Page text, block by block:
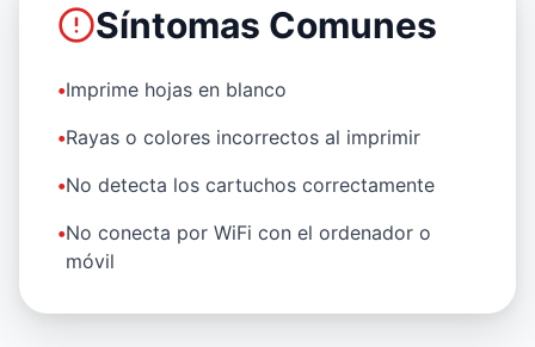
Síntomas Comunes
•Imprime hojas en blanco
•Rayas o colores incorrectos al imprimir
•No detecta los cartuchos correctamente
•No conecta por WiFi con el ordenador o
móvil